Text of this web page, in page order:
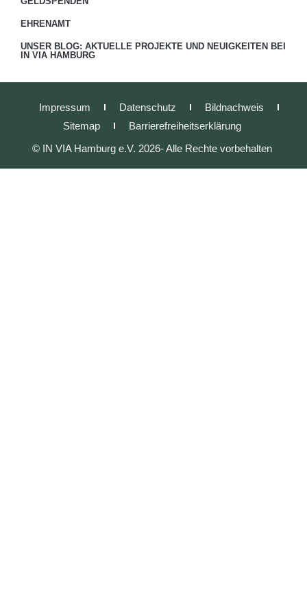
EHRENAMT
UNSER BLOG: AKTUELLE PROJEKTE UND NEUIGKEITEN BEI
IN VIA HAMBURG
Impressum Datenschutz
Bildnachweis
Sitemap
Barrierefreiheitserklärung
© IN VIA Hamburg e.V. 2026- Alle Rechte vorbehalten